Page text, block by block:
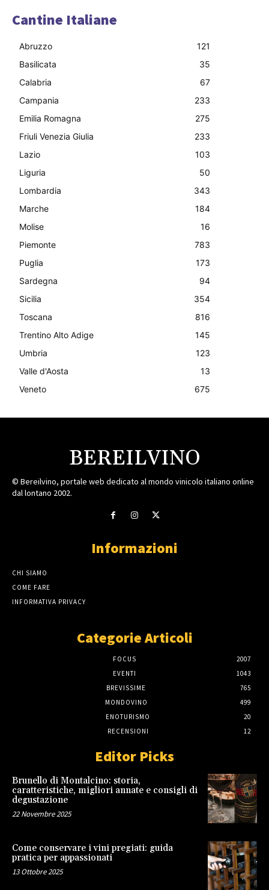
Cantine Italiane
Abruzzo
121
Basilicata
35
Calabria
67
Campania
233
Emilia Romagna
275
Friuli Venezia Giulia
233
Lazio
103
Liguria
50
Lombardia
343
Marche
184
Molise
16
Piemonte
783
Puglia
173
Sardegna
94
Sicilia
354
Toscana
816
Trentino Alto Adige
145
Umbria
123
Valle d'Aosta
13
Veneto
675
BEREILVINO
© Bereilvino, portale web dedicato al mondo vinicolo italiano online
dal lontano 2002.
Informazioni
CHI SIAMO
COME FARE
INFORMATIVA PRIVACY
Categorie Articoli
FOCUS
2007
EVENTI
1043
BREVISSIME
765
MONDOVINO
499
ENOTURISMO
20
RECENSIONI
12
Editor Picks
Brunello di Montalcino: storia,
caratteristiche, migliori annate e consigli di
degustazione
22 Novembre 2025
Come conservare i vini pregiati: guida
pratica per appassionati
13 Ottobre 2025